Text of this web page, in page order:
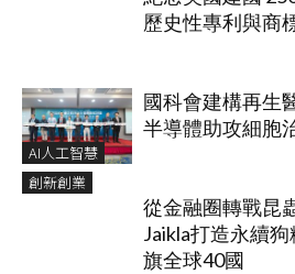
歷史性專利與商
AI人工智慧
國科會建構再生
半導體助攻細胞
創新創業
從金融圈轉戰昆
Jaikla打造永續
旗全球40國